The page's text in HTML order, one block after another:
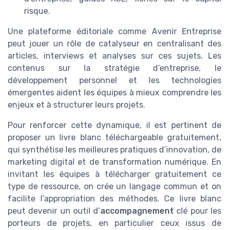
risque.
Une plateforme éditoriale comme Avenir Entreprise
peut jouer un rôle de catalyseur en centralisant des
articles, interviews et analyses sur ces sujets. Les
contenus sur la stratégie d’entreprise, le
développement personnel et les technologies
émergentes aident les équipes à mieux comprendre les
enjeux et à structurer leurs projets.
Pour renforcer cette dynamique, il est pertinent de
proposer un livre blanc téléchargeable gratuitement,
qui synthétise les meilleures pratiques d’innovation, de
marketing digital et de transformation numérique. En
invitant les équipes à télécharger gratuitement ce
type de ressource, on crée un langage commun et on
facilite l’appropriation des méthodes. Ce livre blanc
peut devenir un outil d’accompagnement clé pour les
porteurs de projets, en particulier ceux issus de